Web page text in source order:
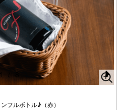
フルボトル♪（赤）
N
1 / 8